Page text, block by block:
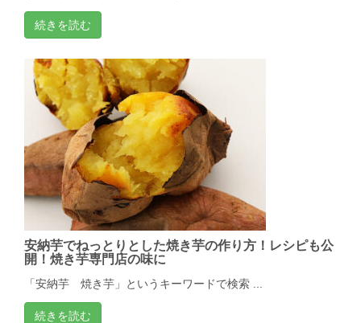
続きを読む
安納芋でねっとりとした焼き芋の作り方！レシピも公
開！焼き芋専門店の味に
「安納芋 焼き芋」というキーワードで検索 ...
続きを読む